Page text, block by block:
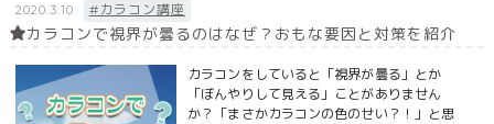
2020.3.10 #カラコン講座
カラコンで視界が曇るのはなぜ？おもな要因と対策を紹介
カラコンをしていると「視界が曇る」とか
「ぼんやりして見える」ことがありません
か？「まさかカラコンの色のせい？！」と思